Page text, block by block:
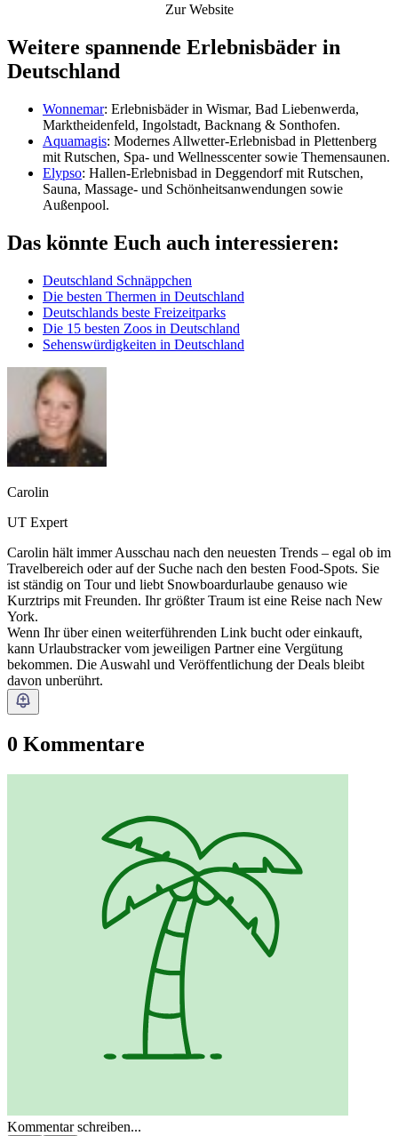
Zur Website
Weitere spannende Erlebnisbäder in
Deutschland
Wonnemar: Erlebnisbäder in Wismar, Bad Liebenwerda,
Marktheidenfeld, Ingolstadt, Backnang & Sonthofen.
Aquamagis: Modernes Allwetter-Erlebnisbad in Plettenberg
mit Rutschen, Spa- und Wellnesscenter sowie Themensaunen.
Elypso: Hallen-Erlebnisbad in Deggendorf mit Rutschen,
Sauna, Massage- und Schönheitsanwendungen sowie
Außenpool.
Das könnte Euch auch interessieren:
Deutschland Schnäppchen
Die besten Thermen in Deutschland
Deutschlands beste Freizeitparks
Die 15 besten Zoos in Deutschland
Sehenswürdigkeiten in Deutschland
Carolin
UT Expert
Carolin hält immer Ausschau nach den neuesten Trends – egal ob im
Travelbereich oder auf der Suche nach den besten Food-Spots. Sie
ist ständig on Tour und liebt Snowboardurlaube genauso wie
Kurztrips mit Freunden. Ihr größter Traum ist eine Reise nach New
York.
Wenn Ihr über einen weiterführenden Link bucht oder einkauft,
kann Urlaubstracker vom jeweiligen Partner eine Vergütung
bekommen. Die Auswahl und Veröffentlichung der Deals bleibt
davon unberührt.
0 Kommentare
Kommentar schreiben...